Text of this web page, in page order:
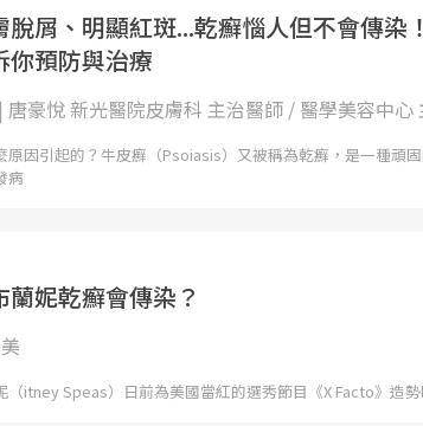
脫屑、明顯紅斑...乾癬惱人但不會傳染
你預防與治療
唐豪悅 新光醫院皮膚科 主治醫師 / 醫學美容中心
原因引起的？牛皮癬（Psoiasis）又被稱為乾癬，是一種頑
病
蘭妮乾癬會傳染？
（itney Speas）日前為美國當紅的選秀節目《X Facto》造